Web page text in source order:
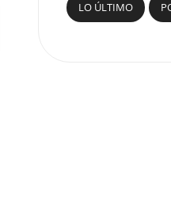
LO ÚLTIMO